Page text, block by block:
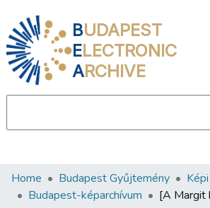
BUDAPEST
ELECTRONIC
ARCHIVE
Communities & Collections
Home Budapest Gyűjtemény
Budapest-képarchívum
[A Margit